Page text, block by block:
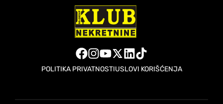
POLITIKA PRIVATNOSTIUSLOVI KORIŠĆENJA